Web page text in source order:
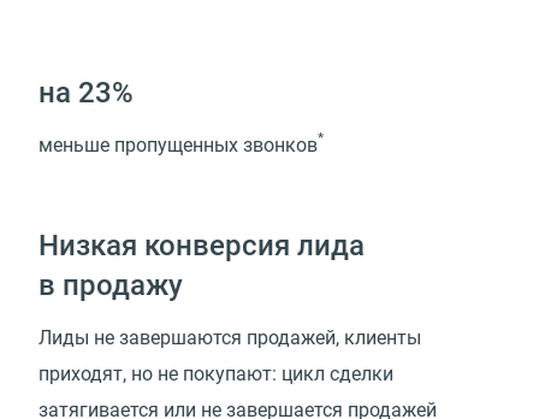
на 23%
меньше пропущенных звонков*
Низкая конверсия лида
в продажу
Лиды не завершаются продажей, клиенты
приходят, но не покупают: цикл сделки
затягивается или не завершается продажей